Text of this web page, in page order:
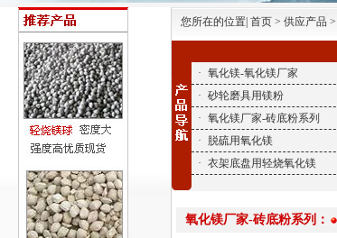
您所在的位置| 首页 > 供应产品
· 氧化镁-氧化镁厂家
· 砂轮磨具用镁粉
· 氧化镁厂家-砖底粉系列
·
脱硫用氧化镁
· 衣架底盘用轻烧氧化镁
氧化镁厂家-砖底粉系列：